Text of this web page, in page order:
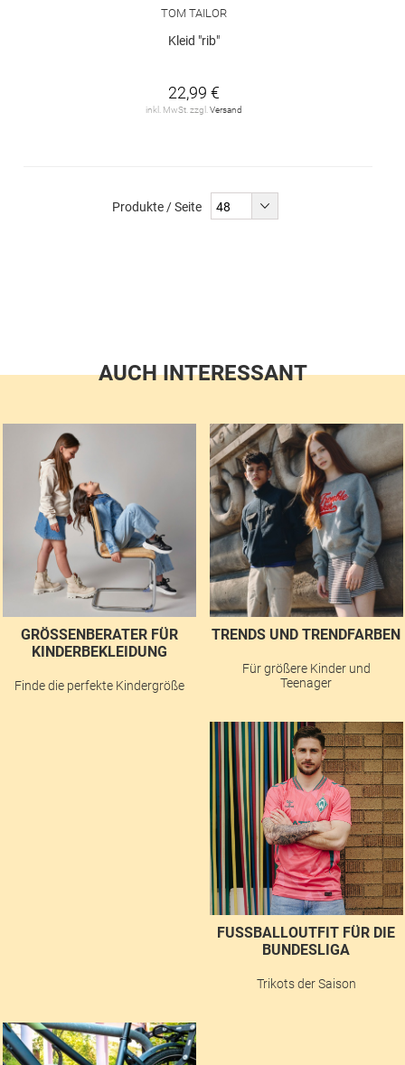
TOM TAILOR
Kleid "rib"
22,99 €
inkl. MwSt. zzgl. Versand
Produkte / Seite
AUCH INTERESSANT
GRÖSSENBERATER FÜR K
INDERBEKLEIDUNG
Finde die perfekte Kindergröße
TRENDS UND TRENDFARBEN
Für größere Kinder und
Teenager
FUSSBALLOUTFIT FÜR DIE B
UNDESLIGA
Trikots der Saison